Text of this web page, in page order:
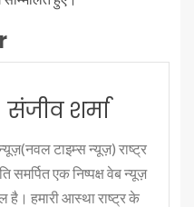
संजीव शर्मा
टाइम्स न्यूज़) राष्ट्र
समर्पित एक निष्पक्ष वेब न्यूज़
है। हमारी आस्था राष्ट्र के